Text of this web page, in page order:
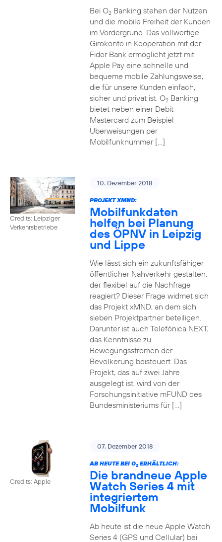
Bei O2Banking stehen der Nutzen
und die mobile Freiheit der Kunden
im Vordergrund. Das vollwertige
Girokonto in Kooperation mit der
Fidor Bank ermöglicht jetzt mit
Apple Pay eine schnelle und
bequeme mobile Zahlungsweise,
die für unsere Kunden einfach,
sicher und privat ist. O2Banking
bietet neben einer Debit
Mastercard zum Beispiel
Überweisungen per
Mobilfunknummer […]
Credits: Leipziger
Verkehrsbetriebe
10. Dezember 2018
PROJEKT XMND:
Mobilfunkdaten
helfen bei Planung
des ÖPNV in Leipzig
und Lippe
Wie lässt sich ein zukunftsfähiger
öffentlicher Nahverkehr gestalten,
der flexibel auf die Nachfrage
reagiert? Dieser Frage widmet sich
das Projekt xMND, an dem sich
sieben Projektpartner beteiligen.
Darunter ist auch Telefónica NEXT,
das Kenntnisse zu
Bewegungsströmen der
Bevölkerung beisteuert. Das
Projekt, das auf zwei Jahre
ausgelegt ist, wird von der
Forschungsinitiative mFUND des
Bundesministeriums für […]
Credits: Apple
07. Dezember 2018
AB HEUTE BEI O2ERHÄLTLICH:
Die brandneue Apple
Watch Series 4 mit
integriertem
Mobilfunk
Ab heute ist die neue Apple Watch
Series 4 (GPS und Cellular) bei